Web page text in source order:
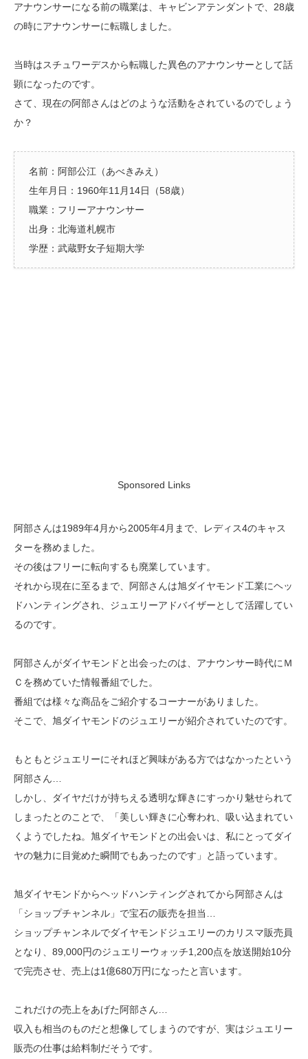
アナウンサーになる前の職業は、キャビンアテンダントで、28歳
の時にアナウンサーに転職しました。
当時はスチュワーデスから転職した異色のアナウンサーとして話
顕になったのです。
さて、現在の阿部さんはどのような活動をされているのでしょう
か？
名前：阿部公江（あべきみえ）
生年月日：1960年11月14日（58歳）
職業：フリーアナウンサー
出身：北海道札幌市
学歴：武蔵野女子短期大学
Sponsored Links
阿部さんは1989年4月から2005年4月まで、レディス4のキャス
ターを務めました。
その後はフリーに転向するも廃業しています。
それから現在に至るまで、阿部さんは旭ダイヤモンド工業にヘッ
ドハンティングされ、ジュエリーアドバイザーとして活躍してい
るのです。
阿部さんがダイヤモンドと出会ったのは、アナウンサー時代にＭ
Ｃを務めていた情報番組でした。
番組では様々な商品をご紹介するコーナーがありました。
そこで、旭ダイヤモンドのジュエリーが紹介されていたのです。
もともとジュエリーにそれほど興味がある方ではなかったという
阿部さん…
しかし、ダイヤだけが持ちえる透明な輝きにすっかり魅せられて
しまったとのことで、「美しい輝きに心奪われ、吸い込まれてい
くようでしたね。旭ダイヤモンドとの出会いは、私にとってダイ
ヤの魅力に目覚めた瞬間でもあったのです」と語っています。
旭ダイヤモンドからヘッドハンティングされてから阿部さんは
「ショップチャンネル」で宝石の販売を担当…
ショップチャンネルでダイヤモンドジュエリーのカリスマ販売員
となり、89,000円のジュエリーウォッチ1,200点を放送開始10分
で完売させ、売上は1億680万円になったと言います。
これだけの売上をあげた阿部さん…
収入も相当のものだと想像してしまうのですが、実はジュエリー
販売の仕事は給料制だそうです。